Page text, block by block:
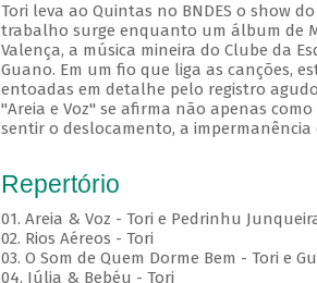
Tori leva ao Quintas no BNDES o show
trabalho surge enquanto um álbum de
Valença, a música mineira do Clube da
Guano. Em um fio que liga as canções,
entoadas em detalhe pelo registro
"Areia e Voz" se afirma não apenas
sentir o deslocamento, a
Repertório
01. Areia & Voz - Tori e Pedrinhu
02. ⁠Rios Aéreos - Tori
03. O Som de Quem Dorme Bem - Tori e
04. Júlia & Bebéu - Tori